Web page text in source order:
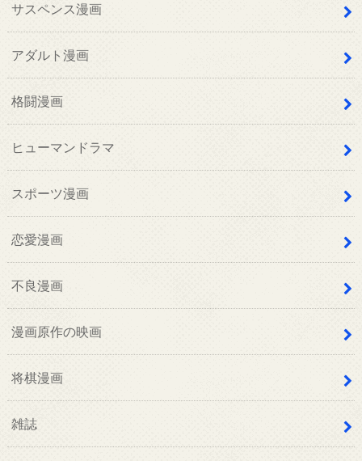
サスペンス漫画
アダルト漫画
格闘漫画
ヒューマンドラマ
スポーツ漫画
恋愛漫画
不良漫画
漫画原作の映画
将棋漫画
雑誌